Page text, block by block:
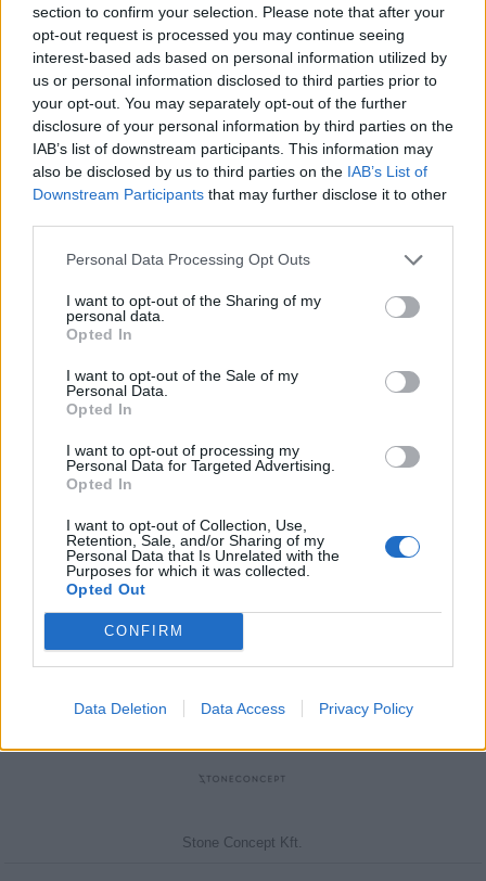
section to confirm your selection. Please note that after your
opt-out request is processed you may continue seeing
interest-based ads based on personal information utilized by
us or personal information disclosed to third parties prior to
your opt-out. You may separately opt-out of the further
disclosure of your personal information by third parties on the
IAB’s list of downstream participants. This information may
also be disclosed by us to third parties on the IAB’s List of
Downstream Participants that may further disclose it to other
Personal Data Processing Opt Outs
I want to opt-out of the Sharing of my
personal data.
Opted In
I want to opt-out of the Sale of my
Personal Data.
Opted In
I want to opt-out of processing my
Personal Data for Targeted Advertising.
Opted In
I want to opt-out of Collection, Use,
Retention, Sale, and/or Sharing of my
Personal Data that Is Unrelated with the
Purposes for which it was collected.
Opted Out
CONFIRM
Data Deletion Data Access Privacy Policy
Minősítés
Hogyan lehet minősített
kutyabarát helyed?
Megismerem
Javasolj egy kutyabarát helyet!
Stone Concept Kft.